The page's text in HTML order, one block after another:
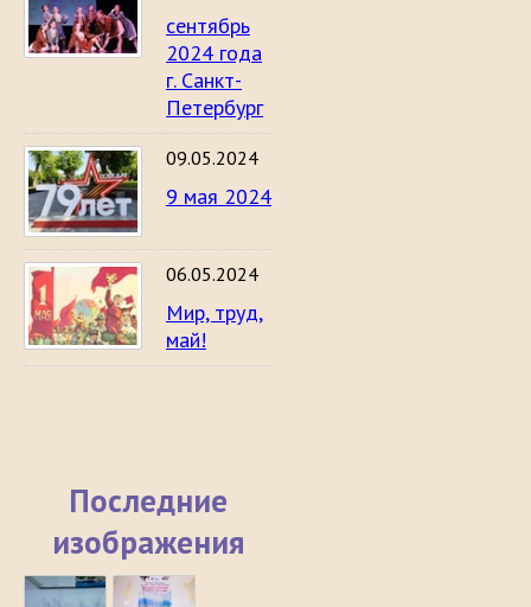
сентябрь
2024 года
г. Санкт-
Петербург
09.05.2024
9 мая 2024
06.05.2024
Мир, труд,
май!
Последние
изображения